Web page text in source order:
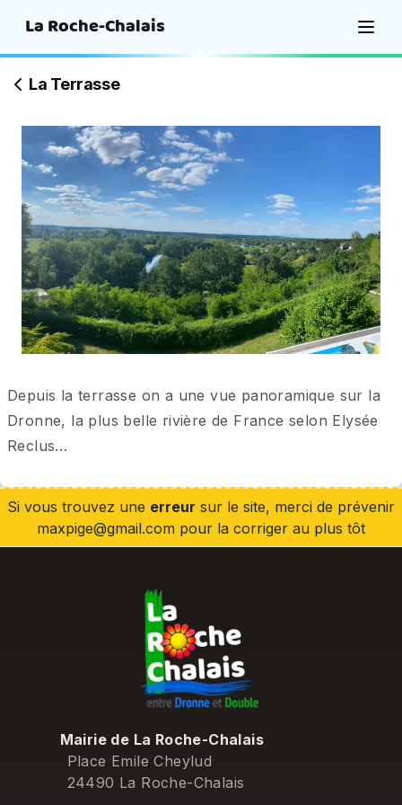
La Roche-Chalais
La Terrasse
Depuis la terrasse on a une vue panoramique sur la
Dronne, la plus belle rivière de France selon Elysée
Reclus…
Si vous trouvez une erreur sur le site, merci de prévenir
maxpige@gmail.com pour la corriger au plus tôt
Mairie de La Roche-Chalais
Place Emile Cheylud
24490 La Roche-Chalais